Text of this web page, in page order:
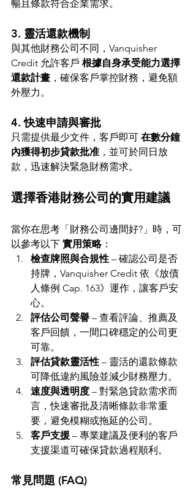
暢且條款符合企業需求。
3. 靈活還款機制
與其他財務公司不同，Vanquisher
Credit 允許客戶 根據自身承受能力選擇
還款計畫 ，確保客戶掌控財務，避免額
外壓力。
4. 快速申請與審批
只需提供最少文件，客戶即可 在數分鐘
內獲得初步貸款批准 ，並可於同日放
款，迅速解決緊急財務需求。
選擇香港財務公司的實用建議
當你在思考「財務公司邊間好?」時，可
以參考以下 實用策略：
檢查牌照與合規性 – 確認公司是否
持牌，Vanquisher Credit 依《放債
人條例 Cap. 163》運作，讓客戶安
心。
評估公司聲譽 – 查看評論、推薦及
客戶回饋，一間口碑穩定的公司更
可靠。
評估貸款靈活性 – 靈活的還款條款
可降低違約風險並減少財務壓力。
速度與透明度 – 對緊急貸款需求而
言，快速審批及清晰條款非常重
要，避免模糊或拖延的公司。
客戶支援 – 專業建議及便利的客戶
支援渠道可確保貸款過程順利。
常見問題 (FAQ)